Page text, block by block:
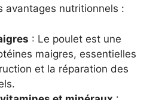
avantages nutritionnels :
: Le poulet est une
maigres, essentielles
et la réparation des